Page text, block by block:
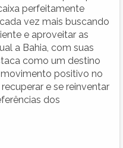
perfeitamente
vez mais buscando
e aproveitar as
a Bahia, com suas
como um destino
positivo no
e se reinventar
dos